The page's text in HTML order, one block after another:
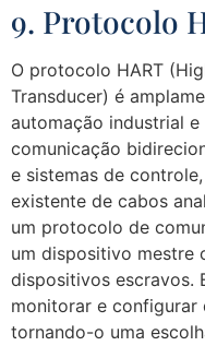
9. Protocolo
O protocolo HART
Transducer) é
automação industrial
comunicação
e sistemas de
existente de cabos
um protocolo de
um dispositivo mestre
dispositivos escravos.
monitorar e configurar
tornando-o uma